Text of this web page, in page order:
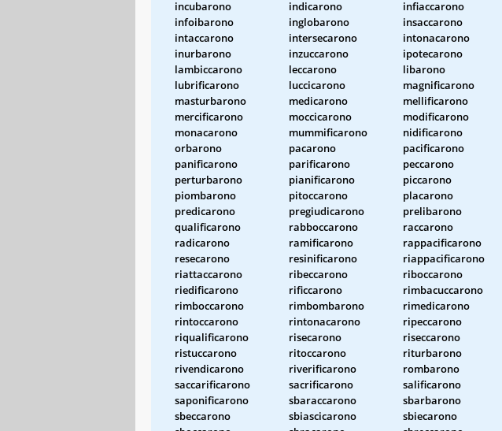
incubarono
indicarono infiaccarono
infoibarono
inglobarono insaccarono
intaccarono
intersecarono intonacarono
inurbarono
inzuccarono ipotecarono
lambiccarono
leccarono libarono
lubrificarono
luccicarono magnificarono
masturbarono
medicarono mellificarono
mercificarono
moccicarono modificarono
monacarono
mummificarono nidificarono
orbarono
pacarono pacificarono
panificarono
parificarono peccarono
perturbarono
pianificarono piccarono
piombarono
pitoccarono placarono
predicarono
pregiudicarono prelibarono
qualificarono
rabboccarono raccarono
radicarono
ramificarono rappacificarono
resecarono
resinificarono riappacificarono
riattaccarono
ribeccarono riboccarono
riedificarono
rificcarono rimbacuccarono
rimboccarono
rimbombarono rimedicarono
rintoccarono
rintonacarono ripeccarono
riqualificarono
risecarono riseccarono
ristuccarono
ritoccarono riturbarono
rivendicarono
riverificarono rombarono
saccarificarono
sacrificarono salificarono
saponificarono
sbaraccarono sbarbarono
sbeccarono
sbiascicarono sbiecarono